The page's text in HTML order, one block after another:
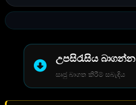
උපසිරැසිය බාගන්න
සෘජු බාගත කිරීම් සබැඳිය